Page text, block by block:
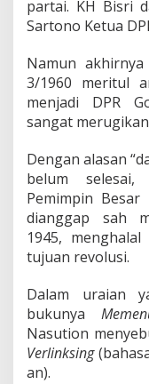
partai. KH Bisri
Sartono Ketua
Namun
3/1960 meritul
menjadi DPR
sangat
Dengan alasan
belum selesai,
Pemimpin Besar
dianggap sah
1945,
tujuan revolusi.
Dalam uraian
bukunya
Nasution
Verlinksing
an).